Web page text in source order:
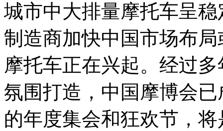
城市中大排量摩托车呈
制造商加快中国市场布
摩托车正在兴起。经过
氛围打造，中国摩博会
的年度集会和狂欢节，